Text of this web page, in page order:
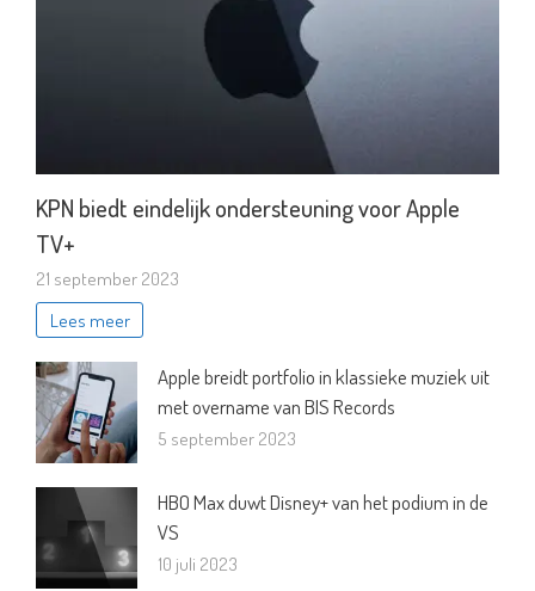
KPN biedt eindelijk ondersteuning voor Apple
TV+
21 september 2023
Lees meer
Apple breidt portfolio in klassieke muziek uit
met overname van BIS Records
5 september 2023
HBO Max duwt Disney+ van het podium in de
VS
10 juli 2023